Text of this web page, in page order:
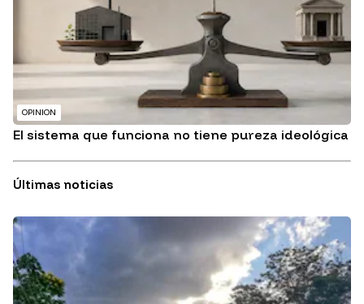
OPINION
El sistema que funciona no tiene pureza ideológica
Últimas noticias